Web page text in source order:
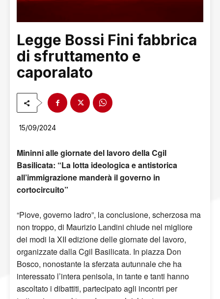
Legge Bossi Fini fabbrica
di sfruttamento e
caporalato
15/09/2024
Mininni alle giornate del lavoro della Cgil
Basilicata: “La lotta ideologica e antistorica
all’immigrazione manderà il governo in
cortocircuito”
“Piove, governo ladro”, la conclusione, scherzosa ma
non troppo, di Maurizio Landini chiude nel migliore
dei modi la XII edizione delle giornate del lavoro,
organizzate dalla Cgil Basilicata. In piazza Don
Bosco, nonostante la sferzata autunnale che ha
interessato l’intera penisola, in tante e tanti hanno
ascoltato i dibattiti, partecipato agli incontri per